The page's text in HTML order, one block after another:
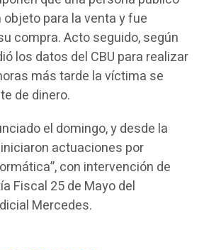
para la venta y fue
compra. Acto seguido, según
los datos del CBU para realizar
más tarde la víctima se
de dinero.
el domingo, y desde la
actuaciones por
con intervención de
Fiscal 25 de Mayo del
Mercedes.